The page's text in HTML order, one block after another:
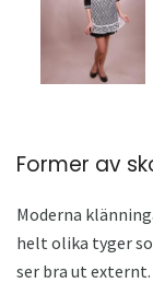
Former av
Moderna
helt olika tyger
ser bra ut